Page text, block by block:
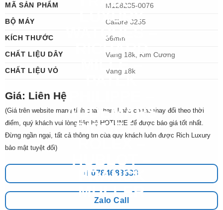
MÃ SẢN PHẨM
M128235-0076
BỘ MÁY
Calibre 3255
KÍCH THƯỚC
36mm
CHẤT LIỆU DÂY
Vàng 18k, Kim Cương
CHẤT LIỆU VỎ
Vàng 18k
Giá: Liên Hệ
(Giá trên website mang tính chất tham khảo có thể thay đổi theo thời
điểm, quý khách vui lòng liên hệ HOTLINE để được báo giá tốt nhất.
Đừng ngần ngại, tất cả thông tin của quý khách luôn được Rich Luxury
bảo mật tuyệt đối)
0784683333
Zalo Call